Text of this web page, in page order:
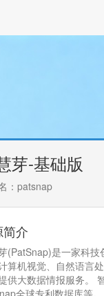
芽-基础版
：patsnap
介
(PatSnap)是一家科
算机视觉、自然语言
供大数据情报服务。
全球专利数据库等。